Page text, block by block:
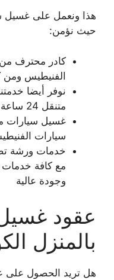
هذا ونعمل على غسيل
حيث نؤمن:
كادر محترف
الفنيطيس
نوفر أيضا
متنقل 24 ساعة بحيث تجدوننا في اي وقت كان.
غسيل سيارات
سيارات
خدمات ورشة
مع كافة خدمات
وجودة عالية
عقود
بالمنزل
هل تريد الحصول على